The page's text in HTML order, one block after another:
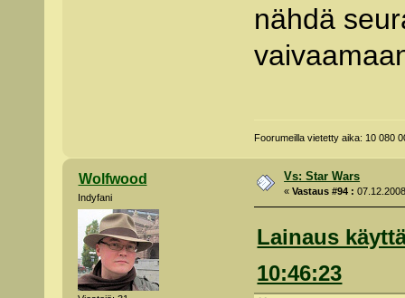
nähdä
Foorumeilla vietetty aika: 10 080
Wolfwood
Indyfani
Vs: Star Wars
«Vastaus #94 :
Lainaus
10:46:23